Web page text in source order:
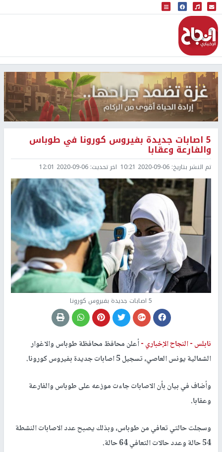
البث المباشر
إذاعة النجاح
5 اصابات جديدة بفيروس كورونا في طوباس
والفارعة وعقابا
تم النشر بتاريخ: 2020-09-06 10:21 اخر تحديث: 2020-09-06 12:01
5 اصابات جديدة بفيروس كورونا
نابلس -النجاح الإخباري -أعلن محافظ محافظة طوباس والاغوار
الشمالية يونس العاصي، تسجيل 5 اصابات جديدة بفيروس كورونا.
وأضاف في بيان بأن الاصابات جاءت موزعه على طوباس والفارعة
وعقابا.
وسجلت حالتي تعافي من طوباس، وبذلك يصبح عدد الاصابات النشطة
54 حالة وعدد حالات التعافي 64 حالة.